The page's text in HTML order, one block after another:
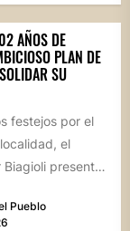
AÑOS DE
PLAN DE
SU
festejos por el
el
presentó
Pueblo